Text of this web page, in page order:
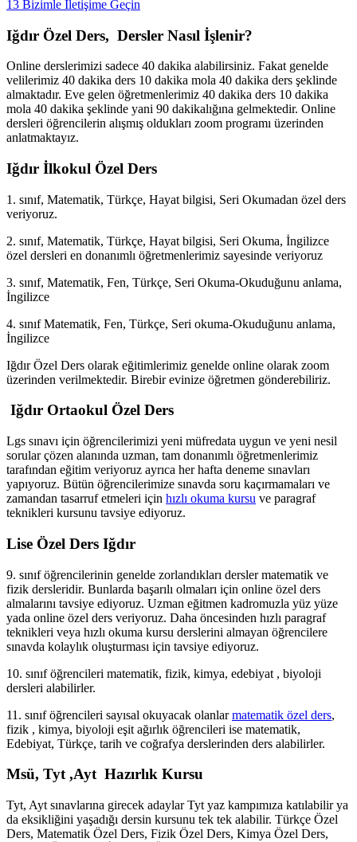
13 Bizimle İletişime Geçin
Iğdır Özel Ders, Dersler Nasıl İşlenir?
Online derslerimizi sadece 40 dakika alabilirsiniz. Fakat genelde
velilerimiz 40 dakika ders 10 dakika mola 40 dakika ders şeklinde
almaktadır. Eve gelen öğretmenlerimiz 40 dakika ders 10 dakika
mola 40 dakika şeklinde yani 90 dakikalığına gelmektedir. Online
dersleri öğrencilerin alışmış oldukları zoom programı üzerinden
anlatmaktayız.
Iğdır İlkokul Özel Ders
1. sınıf, Matematik, Türkçe, Hayat bilgisi, Seri Okumadan özel ders
veriyoruz.
2. sınıf, Matematik, Türkçe, Hayat bilgisi, Seri Okuma, İngilizce
özel dersleri en donanımlı öğretmenlerimiz sayesinde veriyoruz
3. sınıf, Matematik, Fen, Türkçe, Seri Okuma-Okuduğunu anlama,
İngilizce
4. sınıf Matematik, Fen, Türkçe, Seri okuma-Okuduğunu anlama,
İngilizce
Iğdır Özel Ders olarak eğitimlerimiz genelde online olarak zoom
üzerinden verilmektedir. Birebir evinize öğretmen gönderebiliriz.
Iğdır Ortaokul Özel Ders
Lgs sınavı için öğrencilerimizi yeni müfredata uygun ve yeni nesil
sorular çözen alanında uzman, tam donanımlı öğretmenlerimiz
tarafından eğitim veriyoruz ayrıca her hafta deneme sınavları
yapıyoruz. Bütün öğrencilerimize sınavda soru kaçırmamaları ve
zamandan tasarruf etmeleri için hızlı okuma kursu ve paragraf
teknikleri kursunu tavsiye ediyoruz.
Lise Özel Ders Iğdır
9. sınıf öğrencilerinin genelde zorlandıkları dersler matematik ve
fizik dersleridir. Bunlarda başarılı olmaları için online özel ders
almalarını tavsiye ediyoruz. Uzman eğitmen kadromuzla yüz yüze
yada online özel ders veriyoruz. Daha öncesinden hızlı paragraf
teknikleri veya hızlı okuma kursu derslerini almayan öğrencilere
sınavda kolaylık oluşturması için tavsiye ediyoruz.
10. sınıf öğrencileri matematik, fizik, kimya, edebiyat , biyoloji
dersleri alabilirler.
11. sınıf öğrencileri sayısal okuyacak olanlarmatematik özel ders,
fizik , kimya, biyoloji eşit ağırlık öğrencileri ise matematik,
Edebiyat, Türkçe, tarih ve coğrafya derslerinden ders alabilirler.
Msü, Tyt ,Ayt Hazırlık Kursu
Tyt, Ayt sınavlarına girecek adaylar Tyt yaz kampımıza katılabilir ya
da eksikliğini yaşadığı dersin kursunu tek tek alabilir. Türkçe Özel
Ders, Matematik Özel Ders, Fizik Özel Ders, Kimya Özel Ders,